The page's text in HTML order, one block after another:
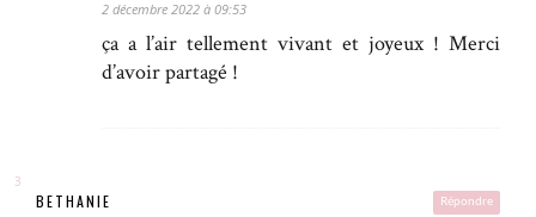
2 décembre 2022 à 09:53
ça a l’air tellement vivant et joyeux ! Merci
d’avoir partagé !
Répondre
BETHANIE